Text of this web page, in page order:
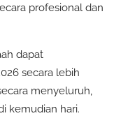
profesional dan
dapat
secara lebih
menyeluruh,
kemudian hari.